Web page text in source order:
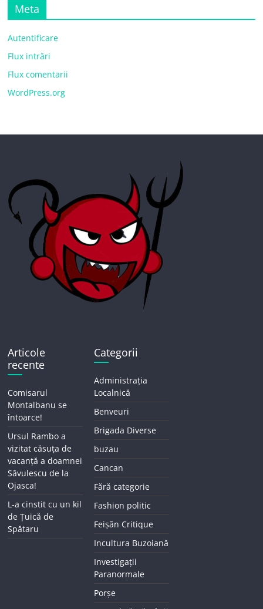
Meta
Autentificare
Flux intrări
Flux comentarii
WordPress.org
Articole
recente
Comisarul
Montalbanu se
întoarce!
Ursul Rambo a
vizitat căsuța de
vacanță a doamnei
Săvulescu de la
Ojasca!
L-a cinstit cu un kil
de Țuică de
Spătaru
Categorii
Administrația
Localnică
Benveuri
Brigada Diverse
buzau
Cancan
Fără categorie
Fashion politic
Feișăn Critique
Incultura Buzoiană
Investigații
Paranormale
Porșe